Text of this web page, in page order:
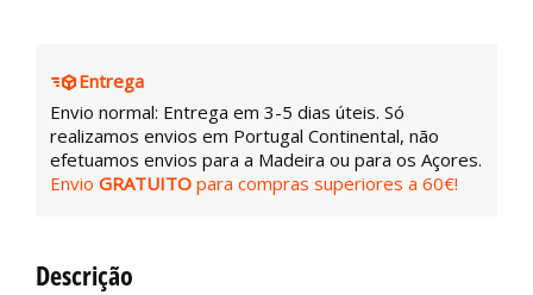
Entrega
Envio normal: Entrega em 3-5 dias úteis. Só
realizamos envios em Portugal Continental, não
efetuamos envios para a Madeira ou para os Açores.
Envio GRATUITO para compras superiores a 60€!
Descrição